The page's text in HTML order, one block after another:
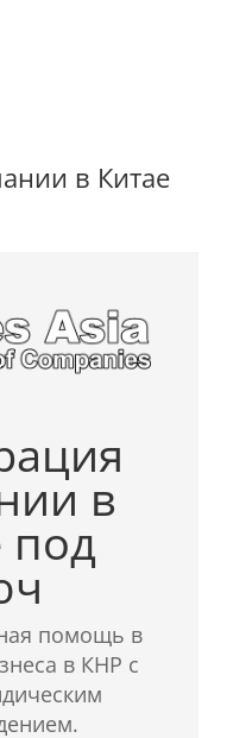
в Китае
в
под
помощь в
в КНР с